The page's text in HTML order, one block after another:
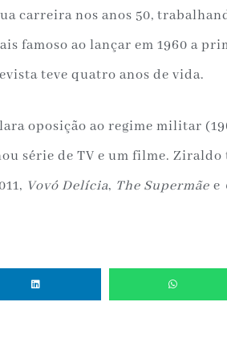
carreira nos anos 50,
famoso ao lançar em 1960 a
teve quatro anos de vida.
oposição ao regime militar
série de TV e um filme. Ziraldo
Vovó Delícia, The Supermãe e